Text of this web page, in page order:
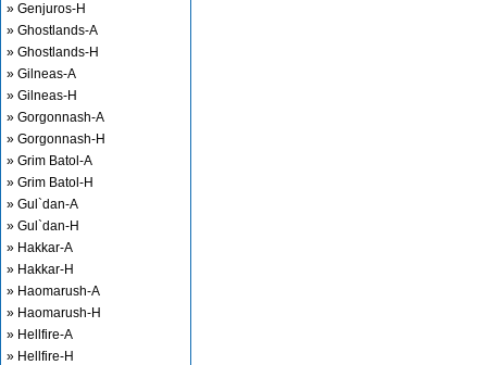
» Genjuros-H
» Ghostlands-A
» Ghostlands-H
» Gilneas-A
» Gilneas-H
» Gorgonnash-A
» Gorgonnash-H
» Grim Batol-A
» Grim Batol-H
» Gul`dan-A
» Gul`dan-H
» Hakkar-A
» Hakkar-H
» Haomarush-A
» Haomarush-H
» Hellfire-A
» Hellfire-H